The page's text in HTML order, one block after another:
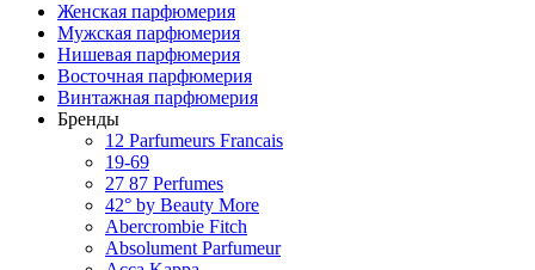
Женская парфюмерия
Мужская парфюмерия
Нишевая парфюмерия
Восточная парфюмерия
Винтажная парфюмерия
Бренды
12 Parfumeurs Francais
19-69
27 87 Perfumes
42° by Beauty More
Abercrombie Fitch
Absolument Parfumeur